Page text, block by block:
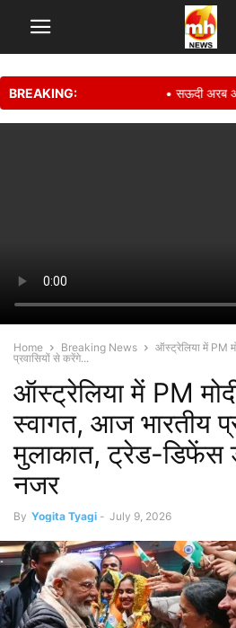
BREAKING: • सऊदी अरब और
Home Breaking News
ऑस्ट्रेलिया में PM
प्रवासियों से करेंगे...
ऑस्ट्रेलिया में PM
स्वागत, आज भारतीय
मुलाकात, ट्रेड-डिफेंस
नजर
By Yogita Tyagi - July 9, 2026